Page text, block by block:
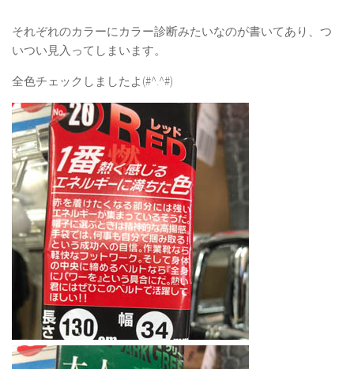
それぞれのカラーにカラー診断みたいなのが書いてあり、つ
いつい見入ってしまいます。
全色チェックしましたよ(#^.^#)